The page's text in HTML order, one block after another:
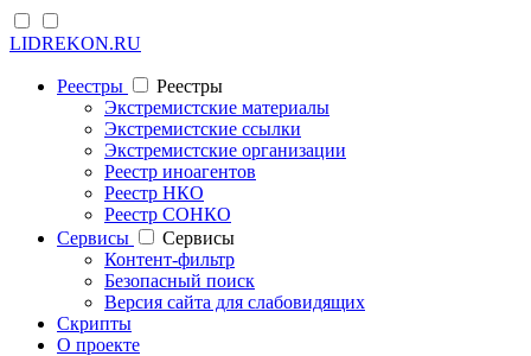
LIDREKON.RU
Реестры
Реестры
Экстремистские материалы
Экстремистские ссылки
Экстремистские организации
Реестр иноагентов
Реестр НКО
Реестр СОНКО
Cервисы
Cервисы
Контент-фильтр
Безопасный поиск
Версия сайта для слабовидящих
Скрипты
О проекте